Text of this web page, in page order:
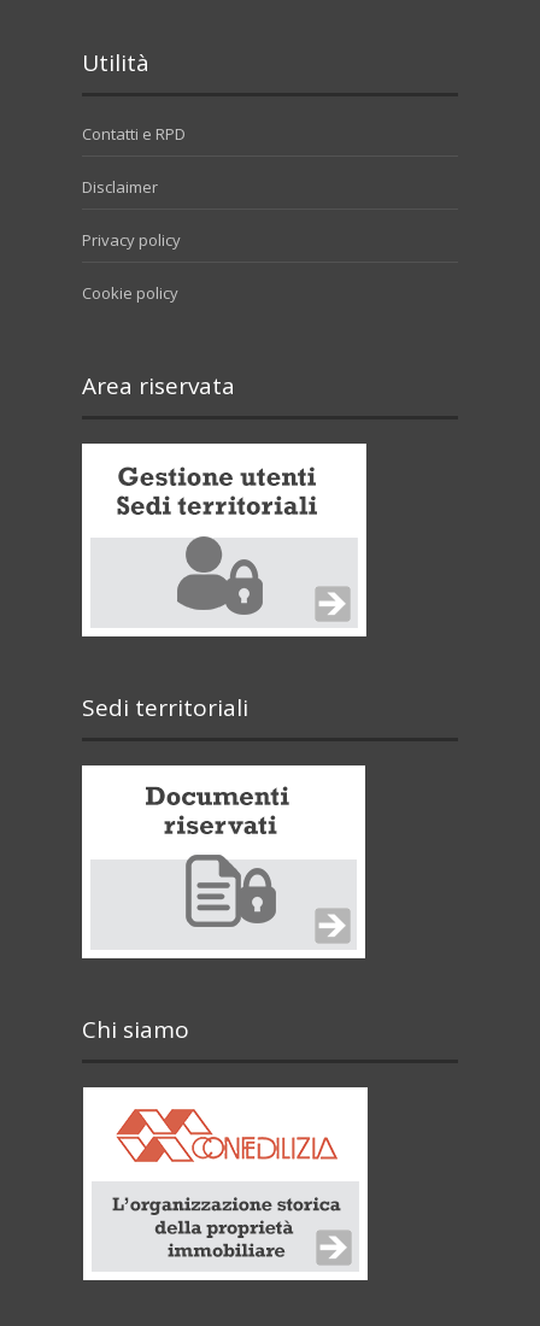
Utilità
Contatti e RPD
Disclaimer
Privacy policy
Cookie policy
Area riservata
Sedi territoriali
Chi siamo